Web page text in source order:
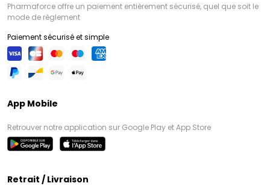
Pharmaforce offre un paiement entièrement sécurisé, quel que soit le
mode de règlement
Paiement sécurisé et simple
App Mobile
Retrouver notre application sur Google Play et App Store
Retrait / Livraison